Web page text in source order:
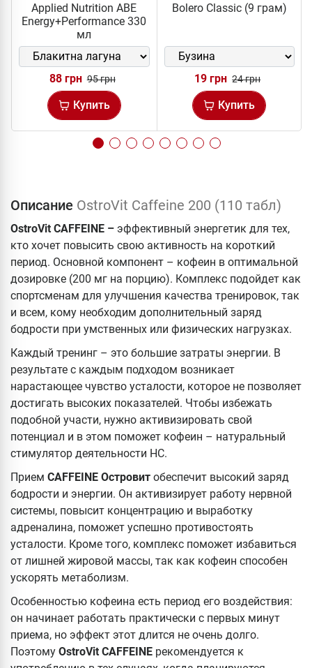
Applied Nutrition ABE
Energy+Performance 330
мл
88 грн 95 грн
Купить
Bolero Classic (9 грам)
19 грн 24 грн
Купить
Описание OstroVit Caffeine 200 (110 табл)
OstroVit CAFFEINE – эффективный энергетик для тех,
кто хочет повысить свою активность на короткий
период. Основной компонент – кофеин в оптимальной
дозировке (200 мг на порцию). Комплекс подойдет как
спортсменам для улучшения качества тренировок, так
и всем, кому необходим дополнительный заряд
бодрости при умственных или физических нагрузках.
Каждый тренинг – это большие затраты энергии. В
результате с каждым подходом возникает
нарастающее чувство усталости, которое не позволяет
достигать высоких показателей. Чтобы избежать
подобной участи, нужно активизировать свой
потенциал и в этом поможет кофеин – натуральный
стимулятор деятельности НС.
Прием CAFFEINE Островит обеспечит высокий заряд
бодрости и энергии. Он активизирует работу нервной
системы, повысит концентрацию и выработку
адреналина, поможет успешно противостоять
усталости. Кроме того, комплекс поможет избавиться
от лишней жировой массы, так как кофеин способен
ускорять метаболизм.
Особенностью кофеина есть период его воздействия:
он начинает работать практически с первых минут
приема, но эффект этот длится не очень долго.
Поэтому OstroVit CAFFEINE рекомендуется к